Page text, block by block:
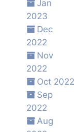
Jan
2023
Dec
2022
Nov
2022
Oct 2022
Sep
2022
Aug